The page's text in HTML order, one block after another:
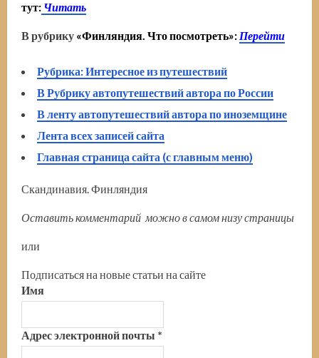
тут: Читать
В рубрику «Финляндия. Что посмотреть»: Перейти
Рубрика: Интересное из путешествий
В Рубрику автопутешествий автора по России
В ленту автопутешествий автора по иноземщине
Лента всех записей сайта
Главная страница сайта (с главным меню)
Скандинавия. Финляндия
Оставить комментарий можно в самом низу страницы
или
Подписаться на новые статьи на сайте
Имя
Адрес электронной почты *